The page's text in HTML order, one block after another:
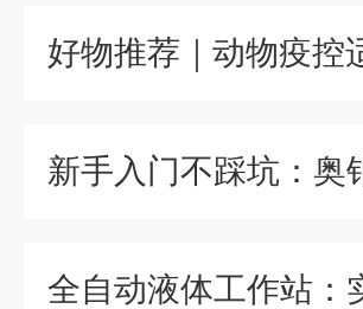
好物推荐｜动物疫控
全自动液体工作站：